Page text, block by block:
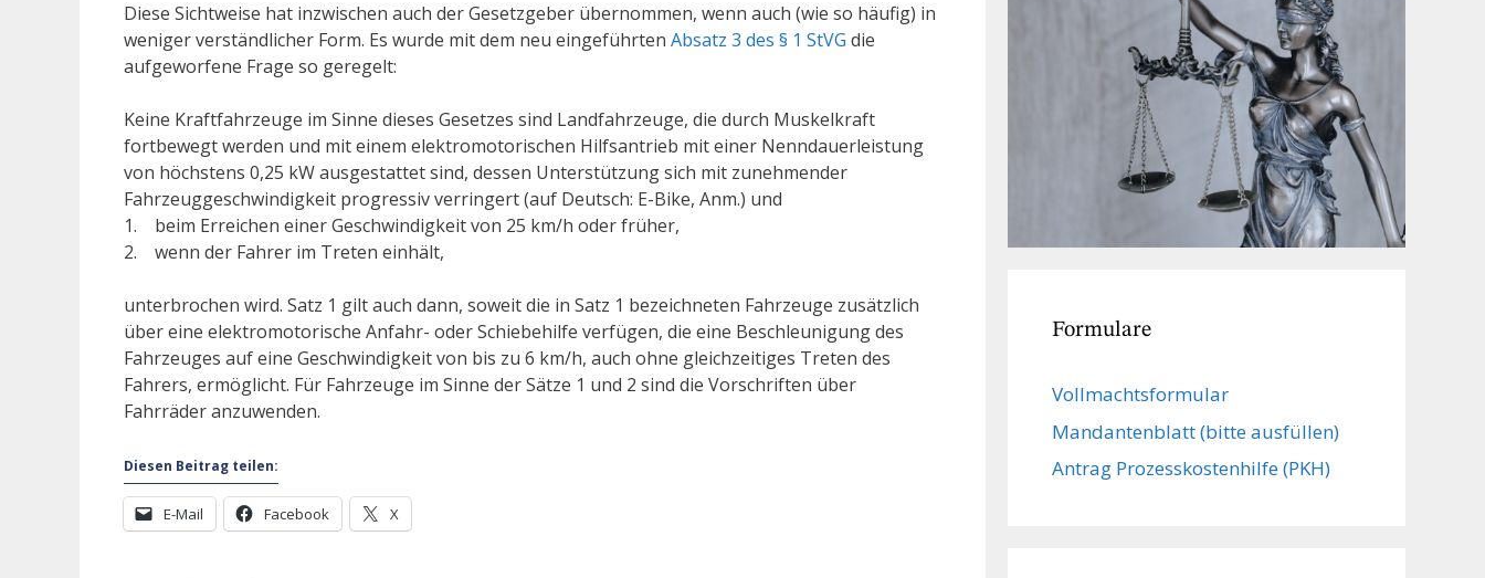
Diese Sichtweise hat inzwischen auch der Gesetzgeber übernommen, wenn auch (wie so häufig) in
weniger verständlicher Form. Es wurde mit dem neu eingeführten Absatz 3 des § 1 StVG die
aufgeworfene Frage so geregelt:
Keine Kraftfahrzeuge im Sinne dieses Gesetzes sind Landfahrzeuge, die durch Muskelkraft
fortbewegt werden und mit einem elektromotorischen Hilfsantrieb mit einer Nenndauerleistung
von höchstens 0,25 kW ausgestattet sind, dessen Unterstützung sich mit zunehmender
Fahrzeuggeschwindigkeit progressiv verringert (auf Deutsch: E-Bike, Anm.) und
1. beim Erreichen einer Geschwindigkeit von 25 km/h oder früher,
2. wenn der Fahrer im Treten einhält,
unterbrochen wird. Satz 1 gilt auch dann, soweit die in Satz 1 bezeichneten Fahrzeuge zusätzlich
über eine elektromotorische Anfahr- oder Schiebehilfe verfügen, die eine Beschleunigung des
Fahrzeuges auf eine Geschwindigkeit von bis zu 6 km/h, auch ohne gleichzeitiges Treten des
Fahrers, ermöglicht. Für Fahrzeuge im Sinne der Sätze 1 und 2 sind die Vorschriften über
Fahrräder anzuwenden.
Diesen Beitrag teilen:
E-Mail Facebook X
Formulare
Vollmachts­formular
Mandanten­blatt (bitte ausfüllen)
Antrag Prozesskostenhilfe (PKH)